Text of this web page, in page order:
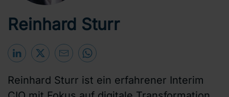
Reinhard Sturr
Reinhard Sturr ist ein erfahrener Interim